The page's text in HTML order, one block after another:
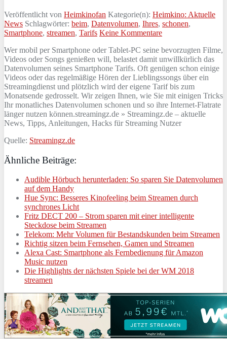
Veröffentlicht von Heimkinofan Kategorie(n): Heimkino: Aktuelle
News Schlagwörter: beim, Datenvolumen, Ihres, schonen,
Smartphone, streamen, Tarifs Keine Kommentare
Wer mobil per Smartphone oder Tablet-PC seine bevorzugten Filme,
Videos oder Songs genießen will, belastet damit unwillkürlich das
Datenvolumen seines Smartphone Tarifs. Oft genügen schon einige
Videos oder das regelmäßige Hören der Lieblingssongs über ein
Streamingdienst und plötzlich wird der eigene Tarif bis zum
Monatsende gedrosselt. Wir zeigen Ihnen, wie Sie mit einigen Tricks
Ihr monatliches Datenvolumen schonen und so ihre Internet-Flatrate
länger nutzen können.streamingz.de » Streamingz.de – aktuelle
News, Tipps, Anleitungen, Hacks für Streaming Nutzer
Quelle: Streamingz.de
Ähnliche Beiträge:
Audible Hörbuch herunterladen: So sparen Sie Datenvolumen
auf dem Handy
Hue Sync: Besseres Kinofeeling beim Streamen durch
synchrones Licht
Fritz DECT 200 – Strom sparen mit einer intelligente
Steckdose beim Streamen
Telekom: Mehr Volumen für Bestandskunden beim Streamen
Richtig sitzen beim Fernsehen, Gamen und Streamen
Alexa Cast: Smartphone als Fernbedienung für Amazon
Music nutzen
Die Highlights der nächsten Spiele bei der WM 2018
streamen